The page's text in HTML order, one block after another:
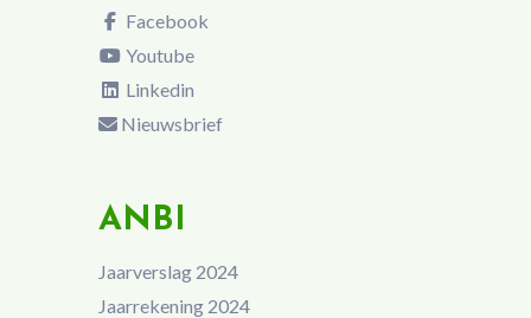
Facebook
Youtube
Linkedin
Nieuwsbrief
ANBI
Jaarverslag 2024
Jaarrekening 2024